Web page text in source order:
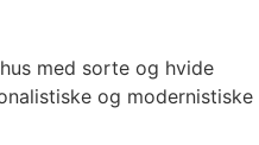
med sorte og hvide
og modernistiske